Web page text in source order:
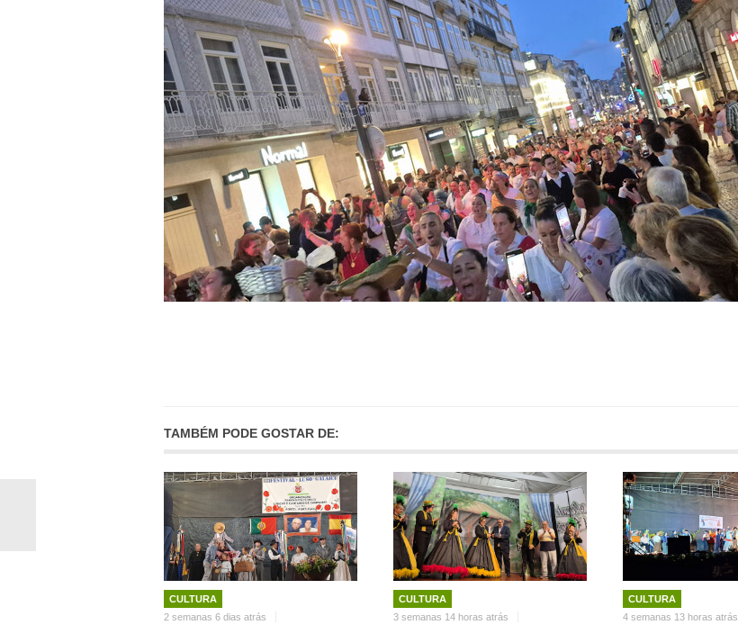
TAMBÉM PODE GOSTAR DE:
CULTURA
2 semanas 6 dias atrás
CULTURA
3 semanas 14 horas atrás
CULTURA
4 semanas 13 horas atrás